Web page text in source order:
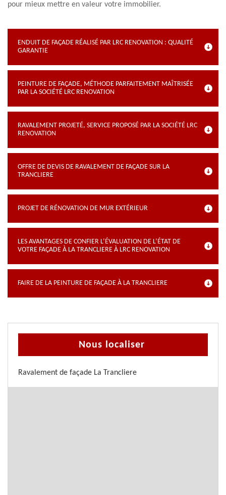
pour mieux mettre en valeur votre immobilier.
ENDUIT DE FAÇADE RÉALISÉ PAR LRC RENOVATION : QUALITÉ
GARANTIE
PEINTURE DE FAÇADE, MÉTHODE PARFAITEMENT MAÎTRISÉE
PAR LA SOCIÉTÉ LRC RENOVATION
RAVALEMENT PROJETÉ, SERVICE PROPOSÉ PAR LA SOCIÉTÉ LRC
RENOVATION
OFFRE DE DEVIS DE RAVALEMENT DE FAÇADE SUR LA
TRANCLIERE
PROJET DE RÉNOVATION DE MUR EXTÉRIEUR
LES AVANTAGES DE CONFIER L’ÉVALUATION DE L’ÉTAT DE
VOTRE FAÇADE À LA TRANCLIERE À LRC RENOVATION
FAIRE DE LA PEINTURE DE FAÇADE À LA TRANCLIERE
Nous localiser
Ravalement de façade La Trancliere